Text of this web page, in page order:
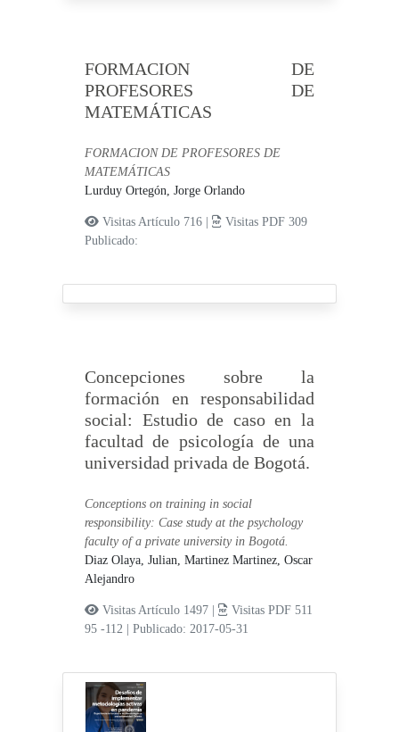
FORMACION DE
PROFESORES DE
MATEMÁTICAS
FORMACION DE PROFESORES DE
MATEMÁTICAS
Lurduy Ortegón, Jorge Orlando
Visitas Artículo 716 |
Visitas PDF 309
Publicado:
Concepciones sobre la
formación en responsabilidad
social: Estudio de caso en la
facultad de psicología de una
universidad privada de Bogotá.
Conceptions on training in social
responsibility: Case study at the psychology
faculty of a private university in Bogotá.
Diaz Olaya, Julian,Martinez Martinez, Oscar
Alejandro
Visitas Artículo 1497 |
Visitas PDF 511
95 -112
|Publicado: 2017-05-31